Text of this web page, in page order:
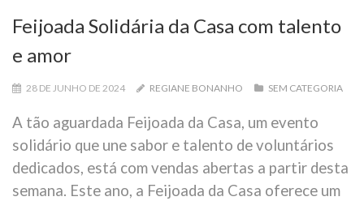
Feijoada Solidária da Casa com talento
e amor
28 DE JUNHO DE 2024 REGIANE BONANHO SEM CATEGORIA
A tão aguardada Feijoada da Casa, um evento
solidário que une sabor e talento de voluntários
dedicados, está com vendas abertas a partir desta
semana. Este ano, a Feijoada da Casa oferece um